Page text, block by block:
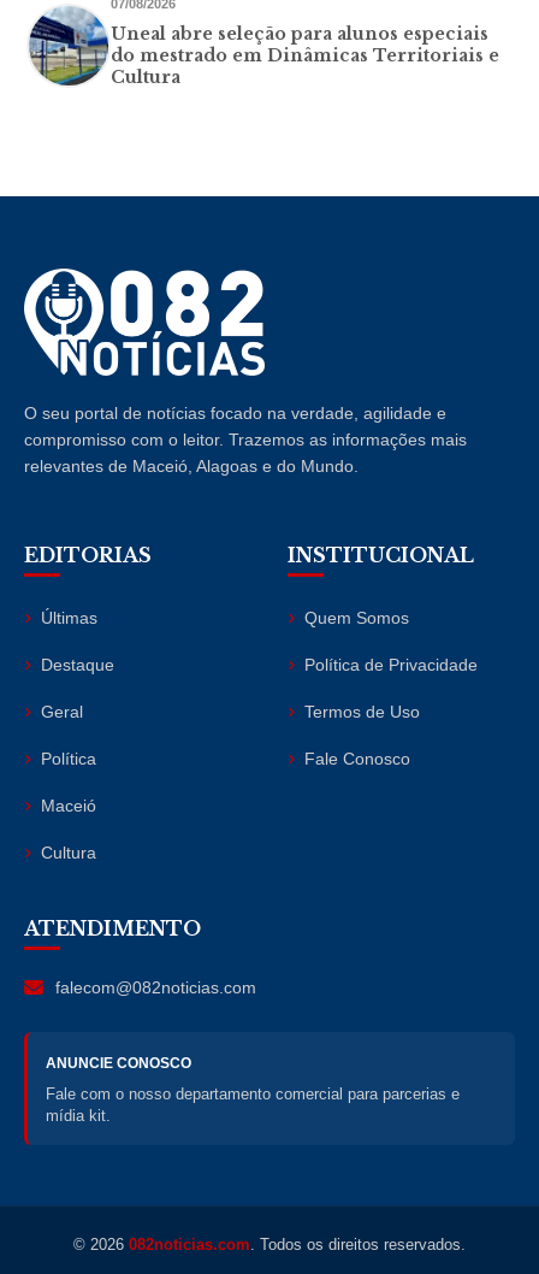
07/08/2026
Uneal abre seleção para alunos especiais
do mestrado em Dinâmicas Territoriais e
Cultura
O seu portal de notícias focado na verdade, agilidade e
compromisso com o leitor. Trazemos as informações mais
relevantes de Maceió, Alagoas e do Mundo.
EDITORIAS
Últimas
Destaque
Geral
Política
Maceió
Cultura
INSTITUCIONAL
Quem Somos
Política de Privacidade
Termos de Uso
Fale Conosco
ATENDIMENTO
falecom@082noticias.com
ANUNCIE CONOSCO
Fale com o nosso departamento comercial para parcerias e
mídia kit.
© 2026 082noticias.com . Todos os direitos reservados.